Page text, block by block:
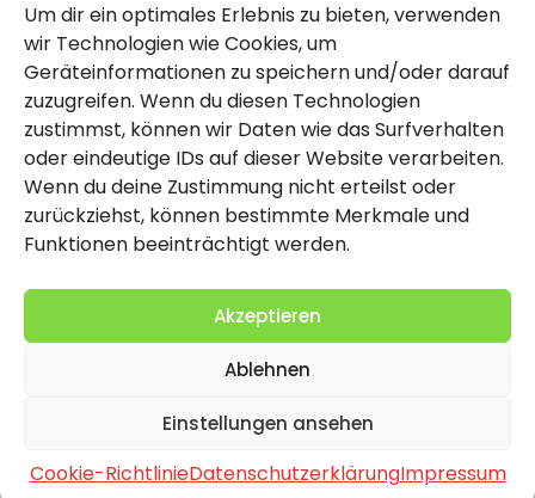
Um dir ein optimales Erlebnis zu bieten, verwenden
wir Technologien wie Cookies, um
Geräteinformationen zu speichern und/oder darauf
zuzugreifen. Wenn du diesen Technologien
zustimmst, können wir Daten wie das Surfverhalten
oder eindeutige IDs auf dieser Website verarbeiten.
Wenn du deine Zustimmung nicht erteilst oder
zurückziehst, können bestimmte Merkmale und
Funktionen beeinträchtigt werden.
Akzeptieren
Ablehnen
Einstellungen ansehen
Cookie-RichtlinieDatenschutzerklärungImpressum
Rechtlich
Impressum
Datenschutzerklärung
Cookie-Richtlinie (EU)